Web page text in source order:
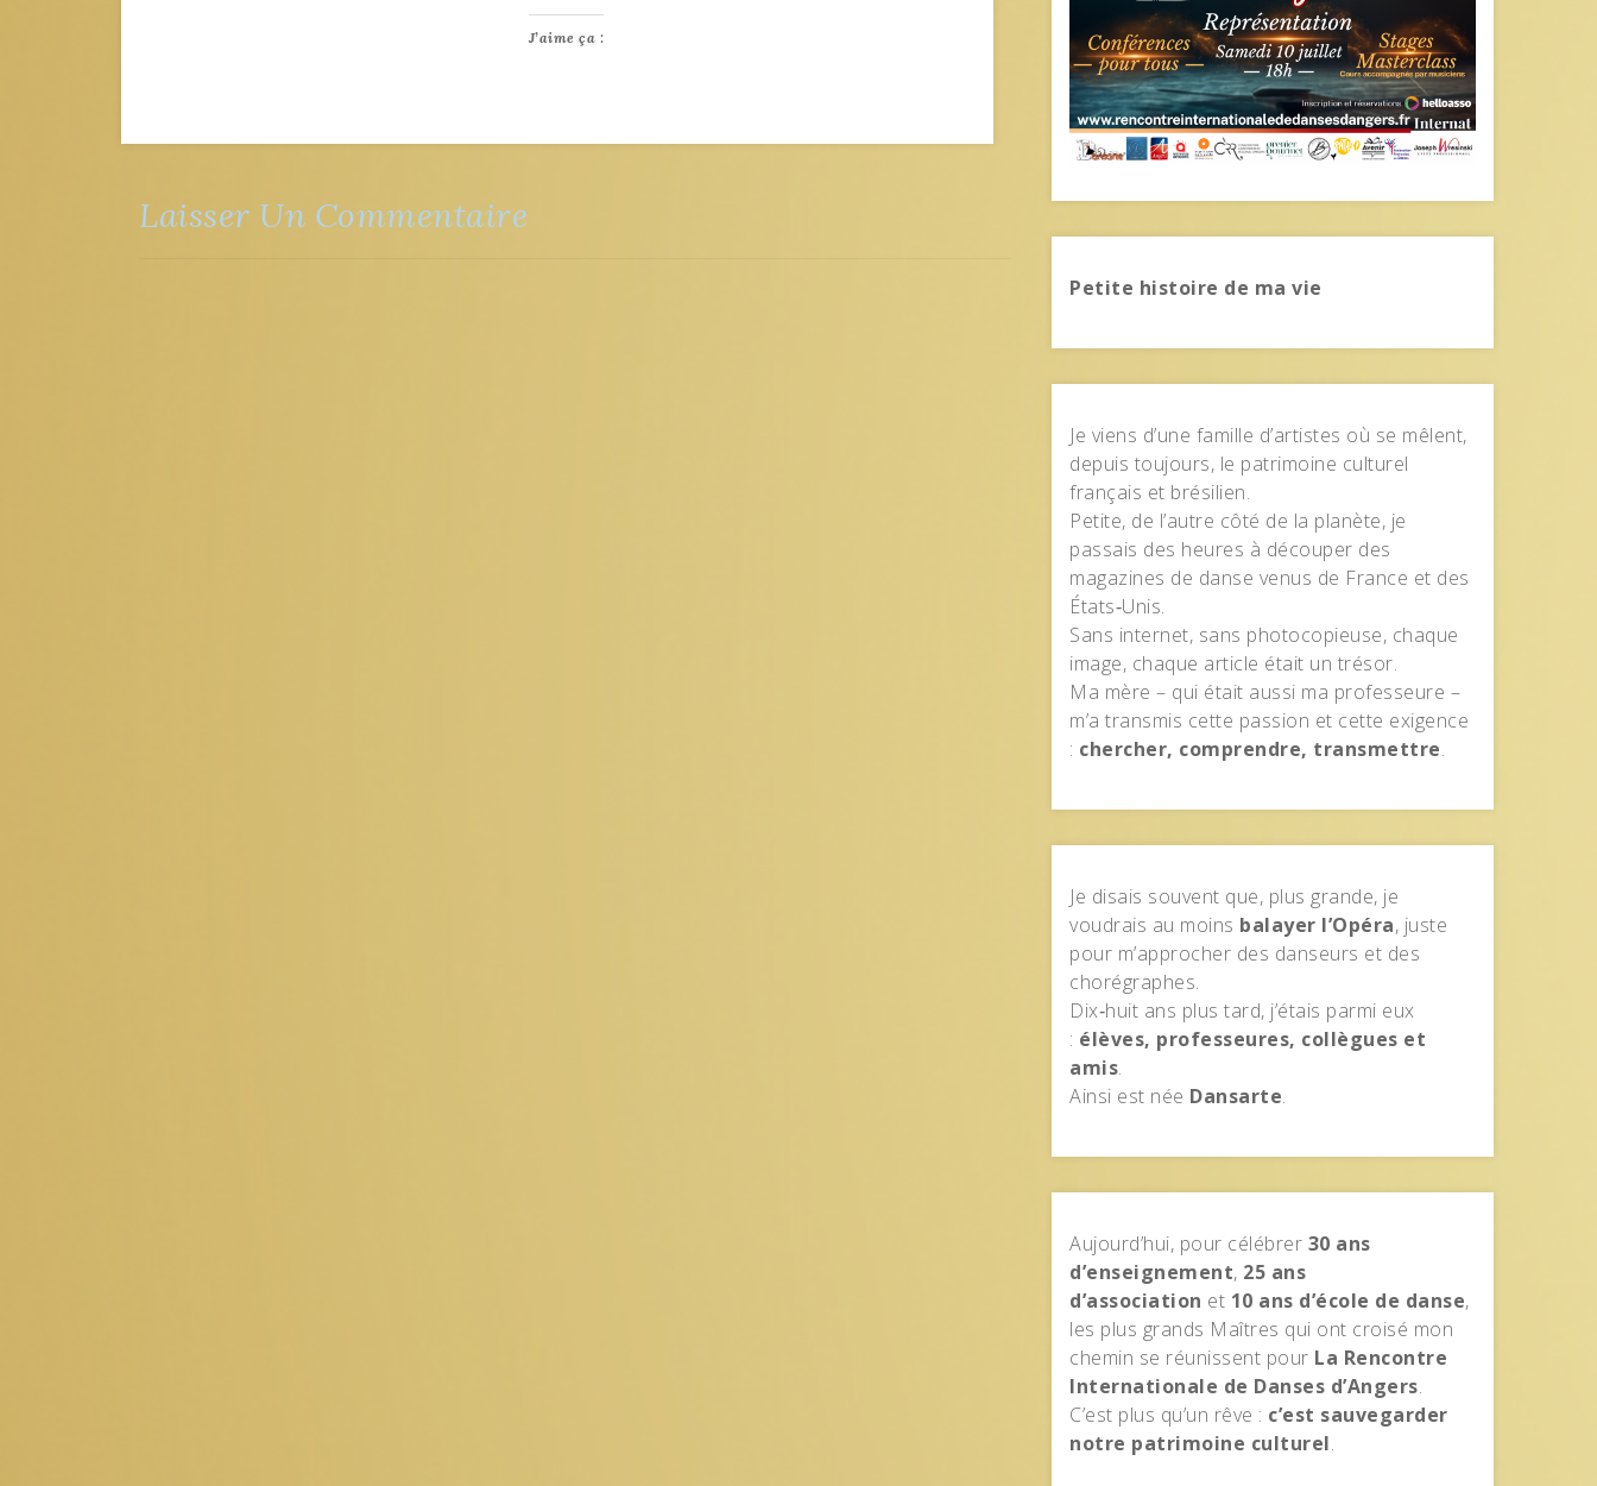
J’aime ça :
Laisser Un Commentaire
Petite histoire de ma vie
Je viens d’une famille d’artistes où se mêlent,
depuis toujours, le patrimoine culturel
français et brésilien.
Petite, de l’autre côté de la planète, je
passais des heures à découper des
magazines de danse venus de France et des
États‑Unis.
Sans internet, sans photocopieuse, chaque
image, chaque article était un trésor.
Ma mère – qui était aussi ma professeure –
m’a transmis cette passion et cette exigence
: chercher, comprendre, transmettre.
Je disais souvent que, plus grande, je
voudrais au moins balayer l’Opéra, juste
pour m’approcher des danseurs et des
chorégraphes.
Dix‑huit ans plus tard, j’étais parmi eux
: élèves, professeures, collègues et
amis.
Ainsi est née Dansarte.
Aujourd’hui, pour célébrer 30 ans
d’enseignement, 25 ans
d’association et 10 ans d’école de danse,
les plus grands Maîtres qui ont croisé mon
chemin se réunissent pour La Rencontre
Internationale de Danses d’Angers.
C’est plus qu’un rêve : c’est sauvegarder
notre patrimoine culturel.